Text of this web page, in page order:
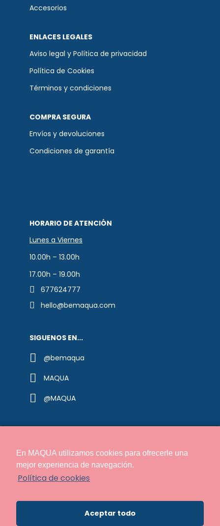
En MAQUA utilizamos cookies para ofrecerle una
mejor experiencia de navegación.
Política de cookies
Aceptar todo
Accesorios
ENLACES LEGALES
Aviso legal y Política de privacidad
Política de Cookies
Términos y condiciones
COMPRA SEGURA
Envíos y devoluciones
Condiciones de garantía
HORARIO DE ATENCIÓN
Lunes a Viernes
10.00h – 13.00h
17.00h – 19.00h
677624777
hello@bemaqua.com
SIGUENOS EN...
@bemaqua
MAQUA
@MAQUA
Distribuidor oficial de MAQUA®